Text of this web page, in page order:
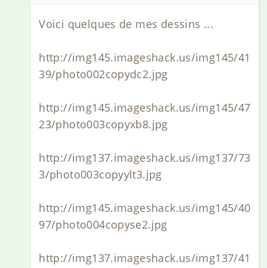
Voici quelques de mes dessins ...
http://img145.imageshack.us/img145/41
39/photo002copydc2.jpg
http://img145.imageshack.us/img145/47
23/photo003copyxb8.jpg
http://img137.imageshack.us/img137/73
3/photo003copyylt3.jpg
http://img145.imageshack.us/img145/40
97/photo004copyse2.jpg
http://img137.imageshack.us/img137/41